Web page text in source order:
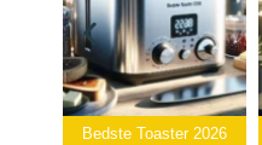
Bedste Elkedel 2026